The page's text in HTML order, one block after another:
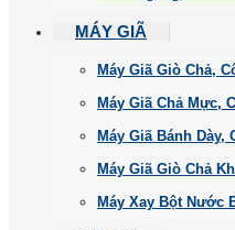
MÁY GIÃ
Máy Giã Giò Chả,
Máy Giã Chả Mực,
Máy Giã Bánh Dày,
Máy Giã Giò Chả
Máy Xay Bột Nước